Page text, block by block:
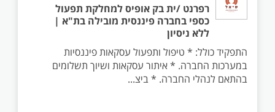
רפרנט /ית בק אופיס למחלקת תפעול
כספי בחברה פיננסית מובילה בת"א |
ללא ניסיון
התפקיד כולל: * טיפול ותפעול עסקאות פיננסיות
במערכות החברה. * איתור עסקאות ושיוך תשלומים
בהתאם לנהלי החברה. * ביצ...